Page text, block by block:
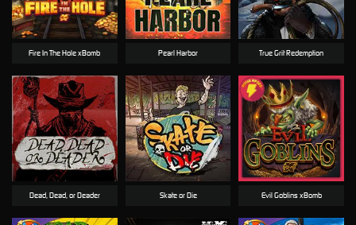
Dead, Dead, or Deader Skate or Die
Fire In The Hole xBomb
Evil Goblins xBomb
Pearl Harbor True Grit Redemption